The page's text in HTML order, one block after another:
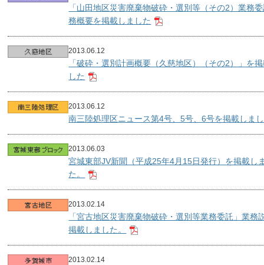
「山田地区災害廃棄物破砕・選別等（その2）業務
務概要を掲載しました
2013.06.12
「破砕・選別計画概要（久慈地区）（その2）」を
した
2013.06.12
南三陸処理区ニュース第4号、5号、6号を掲載しま
2013.06.03
宮城東部JV新聞（平成25年4月15日発行）を掲載し
た。
2013.02.14
「宮古地区災害廃棄物破砕・選別等業務委託」業務
掲載しました。
2013.02.14